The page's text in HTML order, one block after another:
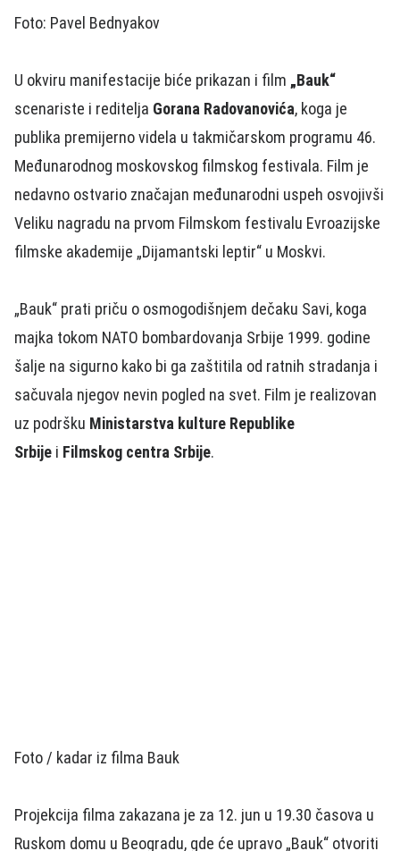
Foto: Pavel Bednyakov
U okviru manifestacije biće prikazan i film „Bauk“
scenariste i reditelja Gorana Radovanovića, koga je
publika premijerno videla u takmičarskom programu 46.
Međunarodnog moskovskog filmskog festivala. Film je
nedavno ostvario značajan međunarodni uspeh osvojivši
Veliku nagradu na prvom Filmskom festivalu Evroazijske
filmske akademije „Dijamantski leptir“ u Moskvi.
„Bauk“ prati priču o osmogodišnjem dečaku Savi, koga
majka tokom NATO bombardovanja Srbije 1999. godine
šalje na sigurno kako bi ga zaštitila od ratnih stradanja i
sačuvala njegov nevin pogled na svet. Film je realizovan
uz podršku Ministarstva kulture Republike
Srbije i Filmskog centra Srbije.
Foto / kadar iz filma Bauk
Projekcija filma zakazana je za 12. jun u 19.30 časova u
Ruskom domu u Beogradu, gde će upravo „Bauk“ otvoriti